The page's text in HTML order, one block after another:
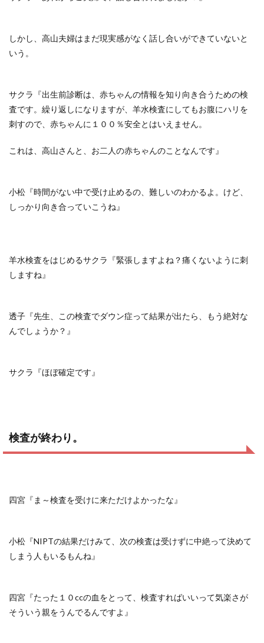
しかし、高山夫婦はまだ現実感がなく話し合いができていないと
いう。
サクラ『出生前診断は、赤ちゃんの情報を知り向き合うための検
査です。繰り返しになりますが、羊水検査にしてもお腹にハリを
刺すので、赤ちゃんに１００％安全とはいえません。
これは、高山さんと、お二人の赤ちゃんのことなんです』
小松『時間がない中で受け止めるの、難しいのわかるよ。けど、
しっかり向き合っていこうね』
羊水検査をはじめるサクラ『緊張しますよね？痛くないように刺
しますね』
透子『先生、この検査でダウン症って結果が出たら、もう絶対な
んでしょうか？』
サクラ『ほぼ確定です』
検査が終わり。
四宮『ま～検査を受けに来ただけよかったな』
小松『NIPTの結果だけみて、次の検査は受けずに中絶って決めて
しまう人もいるもんね』
四宮『たった１０ccの血をとって、検査すればいいって気楽さが
そういう親をうんでるんですよ』